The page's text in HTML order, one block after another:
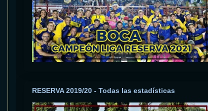
RESERVA 2019/20 - Todas las estadísticas